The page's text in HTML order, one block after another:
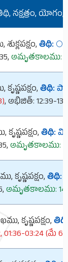
నక్షత్రం,
తిథి: 🌕
అమృతకాలము:
తిథి:
, అభిజిత్: 12:39-
తిథి:
అమృతకాలము:
కృష్ణపక్షం, తిథి:
అమృతకాలము:
కృష్ణపక్షం, తిథి:
01:36-03:24 (మే 6)